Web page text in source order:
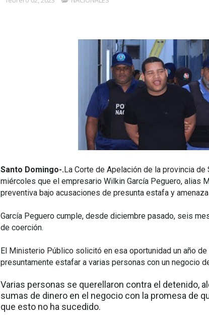
Santo Domingo-.La Corte de Apelación de la provincia
miércoles que el empresario Wilkin García Peguero, alias
preventiva bajo acusaciones de presunta estafa y
García Peguero cumple, desde diciembre pasado, seis
de coerción.
El Ministerio Público solicitó en esa oportunidad un año
presuntamente estafar a varias personas con un negocio
Varias personas se querellaron contra el detenido,
sumas de dinero en el negocio con la promesa de
que esto no ha sucedido.